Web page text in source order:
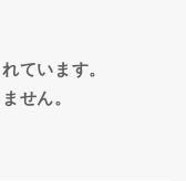
ています。
せん。